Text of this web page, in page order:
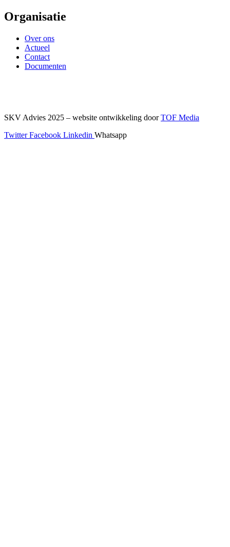
Organisatie
Over ons
Actueel
Contact
Documenten
SKV Advies 2025 – website ontwikkeling doorTOF Media
Twitter Facebook Linkedin Whatsapp